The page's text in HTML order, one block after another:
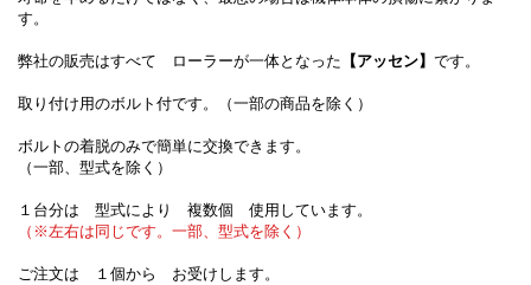
す。
弊社の販売はすべて ローラーが一体となった 【アッセン】 です。
取り付け用のボルト付です。（一部の商品を除く）
ボルトの着脱のみで簡単に交換できます。
（一部、型式を除く）
１台分は 型式により 複数個 使用しています。
（※左右は同じです。一部、型式を除く）
ご注文は １個から お受けします。